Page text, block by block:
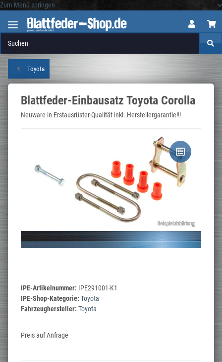
Zum Menü springen
Toyota
Blattfeder-Einbausatz Toyota Corolla
Neuware in Erstausrüster-Qualität inkl. Herstellergarantie!!!
IPE-Artikelnummer: IPE291001-K1
IPE-Shop-Kategorie: Toyota
Fahrzeughersteller: Toyota
Preis auf Anfrage